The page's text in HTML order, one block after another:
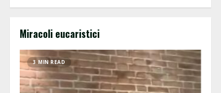
Miracoli eucaristici
3 MIN READ